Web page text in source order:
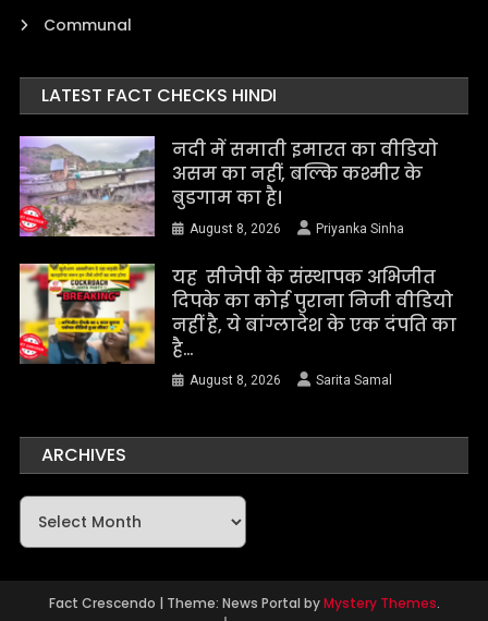
Communal
LATEST FACT CHECKS HINDI
नदी में समाती इमारत का वीडियो
असम का नहीं, बल्कि कश्मीर के
बुडगाम का है।
August 8, 2026 Priyanka Sinha
यह सीजेपी के संस्थापक अभिजीत
दिपके का कोई पुराना निजी वीडियो
नहीं है, ये बांग्लादेश के एक दंपति का
है…
August 8, 2026 Sarita Samal
ARCHIVES
Archives
Fact Crescendo | Theme: News Portal byMystery Themes.